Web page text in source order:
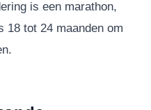
is een marathon,
18 tot 24 maanden om